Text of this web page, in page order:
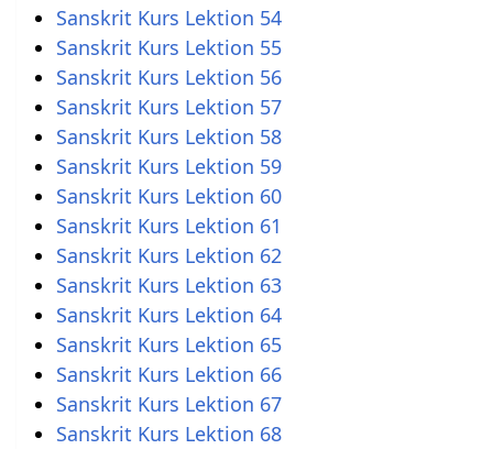
Sanskrit Kurs Lektion 54
Sanskrit Kurs Lektion 55
Sanskrit Kurs Lektion 56
Sanskrit Kurs Lektion 57
Sanskrit Kurs Lektion 58
Sanskrit Kurs Lektion 59
Sanskrit Kurs Lektion 60
Sanskrit Kurs Lektion 61
Sanskrit Kurs Lektion 62
Sanskrit Kurs Lektion 63
Sanskrit Kurs Lektion 64
Sanskrit Kurs Lektion 65
Sanskrit Kurs Lektion 66
Sanskrit Kurs Lektion 67
Sanskrit Kurs Lektion 68